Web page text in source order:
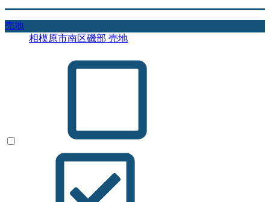
売地
相模原市南区磯部 売地